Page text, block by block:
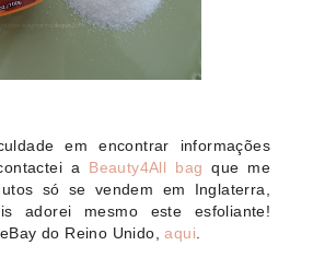
em encontrar informações
a Beauty4All bag que me
só se vendem em Inglaterra,
adorei mesmo este esfoliante!
do Reino Unido,aqui